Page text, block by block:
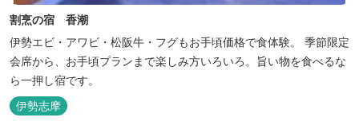
割烹の宿 香潮
伊勢エビ・アワビ・松阪牛・フグもお手頃価格で食体験。 季節限定
会席から、お手頃プランまで楽しみ方いろいろ。旨い物を食べるな
ら一押し宿です。
伊勢志摩